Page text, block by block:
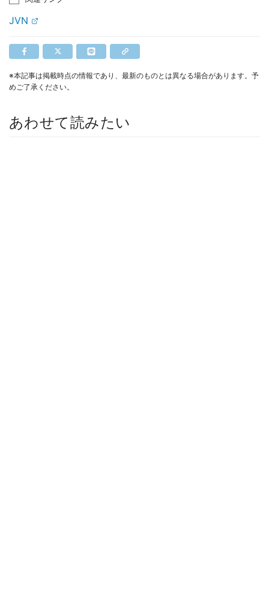
JVN
※本記事は掲載時点の情報であり、最新のものとは異なる場合があります。予
めご了承ください。
あわせて読みたい